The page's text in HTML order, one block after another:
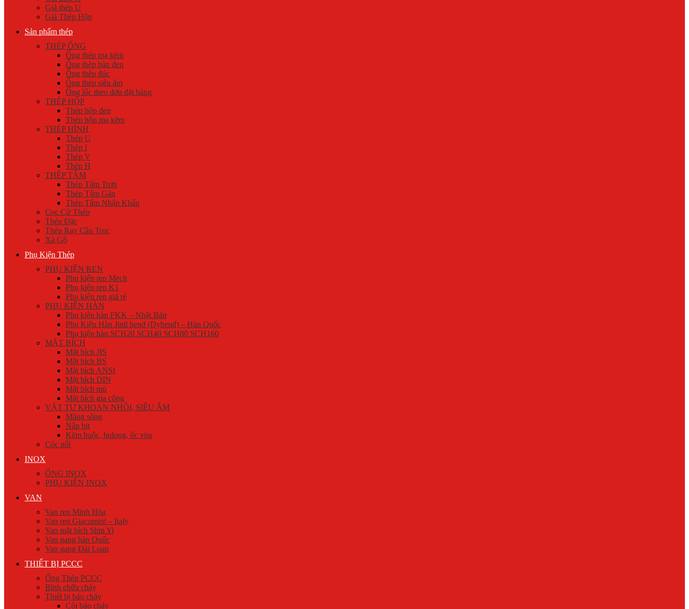
Giá thép U
Giá Thép Hộp
Sản phẩm thép
THÉP ỐNG
Ống thép mạ kẽm
Ống thép hàn đen
Ống thép đúc
Ống thép siêu âm
Ống lốc theo đơn đặt hàng
THÉP HỘP
Thép hộp đen
Thép hộp mạ kẽm
THÉP HÌNH
Thép U
Thép I
Thép V
Thép H
THÉP TẤM
Thép Tấm Trơn
Thép Tấm Gân
Thép Tấm Nhập Khẩu
Cọc Cừ Thép
Thép Đặc
Thép Ray Cầu Trục
Xà Gồ
Phụ Kiện Thép
PHỤ KIỆN REN
Phụ kiện ren Mech
Phụ kiện ren K1
Phụ kiện ren giá rẻ
PHỤ KIỆN HÀN
Phụ kiện hàn FKK – Nhật Bản
Phụ Kiện Hàn Jinil bend (Dybend) – Hàn Quốc
Phụ kiện hàn SCH20 SCH40 SCH80 SCH160
MẶT BÍCH
Mặt bích JIS
Mặt bích BS
Mặt bích ANSI
Mặt bích DIN
Mặt bích mù
Mặt bích gia công
VẬT TƯ KHOAN NHỒI, SIÊU ÂM
Măng sông
Nắp bịt
Kẽm buộc, bulong, ốc viss
Cóc nối
INOX
ỐNG INOX
PHỤ KIỆN INOX
VAN
Van ren Minh Hòa
Van ren Giacomini – Italy
Van mặt bích Shin Yi
Van gang hàn Quốc
Van gang Đài Loan
THIẾT BỊ PCCC
Ống Thép PCCC
Bình chữa cháy
Thiết bị báo cháy
Còi báo cháy